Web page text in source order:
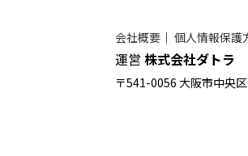
会社概要 ｜ 個人情報保護
運営 株式会社ダトラ
〒541-0056 大阪市中央